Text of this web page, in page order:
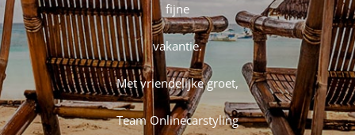
fijne
vakantie.
Met vriendelijke groet,
TeamOnlinecarstyling